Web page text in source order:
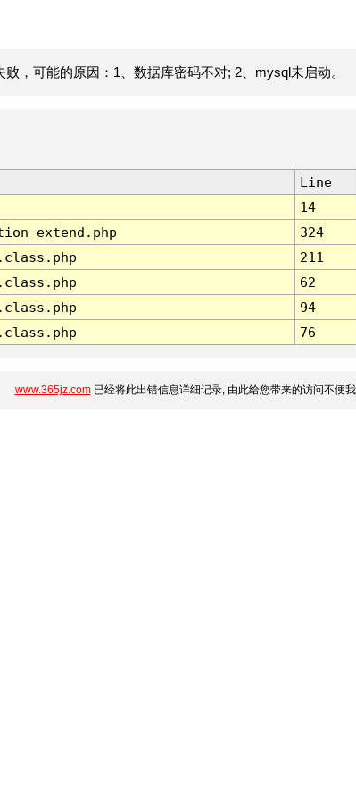
，可能的原因：1、数据库密码不对; 2、mysql未启动。
Line
14
324
211
62
94
76
www.365jz.com已经将此出错信息详细记录, 由此给您带来的访问不便